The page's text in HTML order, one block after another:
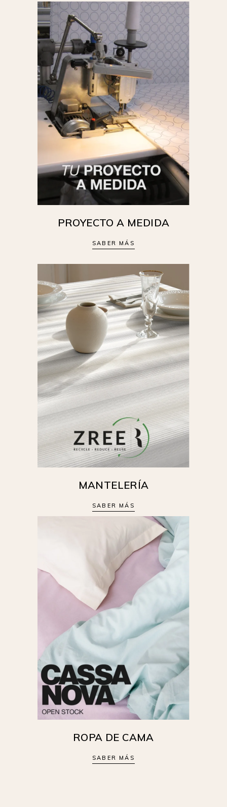
PROYECTO A MEDIDA
SABER MÁS
MANTELERÍA
SABER MÁS
ROPA DE CAMA
SABER MÁS